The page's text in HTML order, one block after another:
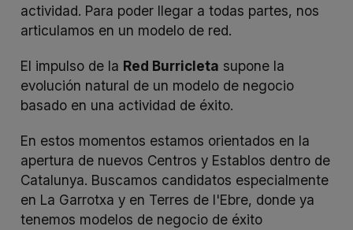
actividad. Para poder llegar a todas partes, nos
articulamos en un modelo de red.
El impulso de la Red Burricleta supone la
evolución natural de un modelo de negocio
basado en una actividad de éxito.
En estos momentos estamos orientados en la
apertura de nuevos Centros y Establos dentro de
Catalunya. Buscamos candidatos especialmente
en La Garrotxa y en Terres de l'Ebre, donde ya
tenemos modelos de negocio de éxito